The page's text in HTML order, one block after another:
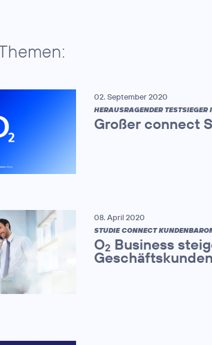
02. September 2020
HERAUSRAGENDER
Großer connect
08. April 2020
STUDIE CONNECT
O2 Business